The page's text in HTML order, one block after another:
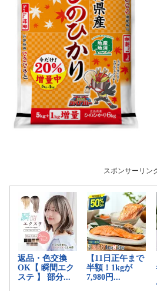
スポンサーリン